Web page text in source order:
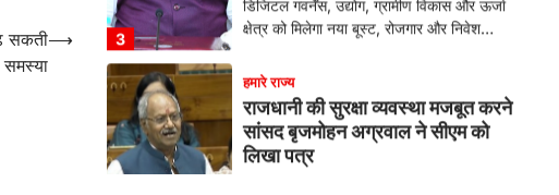
सकती⟶
हमारे राज्य
राजधानी की सुरक्षा व्यवस्था मजबूत करने
लिखा पत्र
Jagjit Singh Grewal
August 5,
2026
कमिश्नरेट के पुनर्गठन, 660 रिक्त पद भरने और